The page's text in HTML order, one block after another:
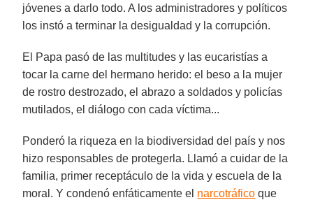
jóvenes a darlo todo. A los administradores y políticos
los instó a terminar la desigualdad y la corrupción.
El Papa pasó de las multitudes y las eucaristías a
tocar la carne del hermano herido: el beso a la mujer
de rostro destrozado, el abrazo a soldados y policías
mutilados, el diálogo con cada víctima...
Ponderó la riqueza en la biodiversidad del país y nos
hizo responsables de protegerla. Llamó a cuidar de la
familia, primer receptáculo de la vida y escuela de la
moral. Y condenó enfáticamente el narcotráfico que